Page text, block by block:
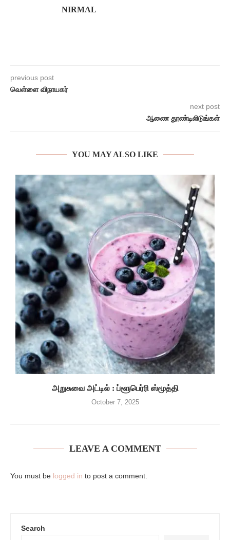
NIRMAL
previous post
வெள்ளை விநாயகர்
next post
ஆணை தூண்டிலிடுங்கள்
YOU MAY ALSO LIKE
அறுசுவை அட்டில் : ப்ளூபெர்ரி ஸ்மூத்தி
October 7, 2025
LEAVE A COMMENT
You must be logged in to post a comment.
Search